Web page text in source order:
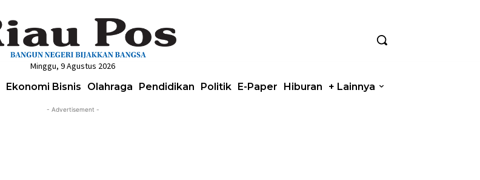
Minggu, 9 Agustus 2026
Ekonomi Bisnis Olahraga Pendidikan Politik E-Paper Hiburan + Lainnya
- Advertisement -